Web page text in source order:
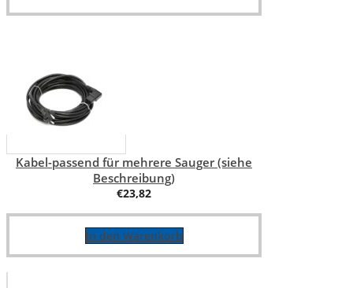
Kabel-passend für mehrere Sauger (siehe
Beschreibung)
€23,82
In den Warenkorb